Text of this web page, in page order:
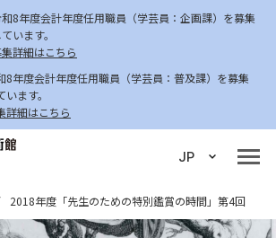
8年度会計年度任用職員（学芸員：企画課）を募集
ています。
詳細はこちら
8年度会計年度任用職員（学芸員：普及課）を募集
います。
詳細はこちら
JP
2018年度「先生のための特別鑑賞の時間」第4回